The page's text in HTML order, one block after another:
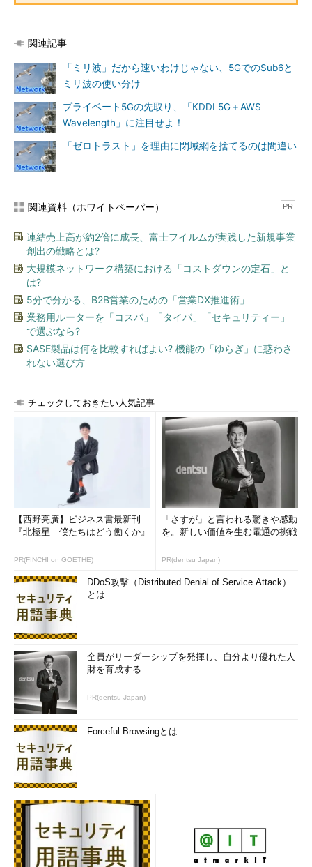
関連記事
「ミリ波」だから速いわけじゃない、5GでのSub6と
ミリ波の使い分け
プライベート5Gの先取り、「KDDI 5G＋AWS
Wavelength」に注目せよ！
「ゼロトラスト」を理由に閉域網を捨てるのは間違い
関連資料（ホワイトペーパー） PR
連結売上高が約2倍に成長、富士フイルムが実践した新規事業
創出の戦略とは?
大規模ネットワーク構築における「コストダウンの定石」と
は?
5分で分かる、B2B営業のための「営業DX推進術」
業務用ルーターを「コスパ」「タイパ」「セキュリティー」
で選ぶなら?
SASE製品は何を比較すればよい? 機能の「ゆらぎ」に惑わさ
れない選び方
チェックしておきたい人気記事
【西野亮廣】ビジネス書最新刊
『北極星 僕たちはどう働くか』
PR(FINCHI on GOETHE)
「さすが」と言われる驚きや感動
を。新しい価値を生む電通の挑戦
PR(dentsu Japan)
DDoS攻撃（Distributed Denial of Service Attack）
とは
全員がリーダーシップを発揮し、自分より優れた人
財を育成する
PR(dentsu Japan)
Forceful Browsingとは